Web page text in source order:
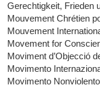
Gerechtigkeit, Frieden
Mouvement Chrétien
Mouvement
Movement for
Moviment d’Objecció
Movimento
Movimento